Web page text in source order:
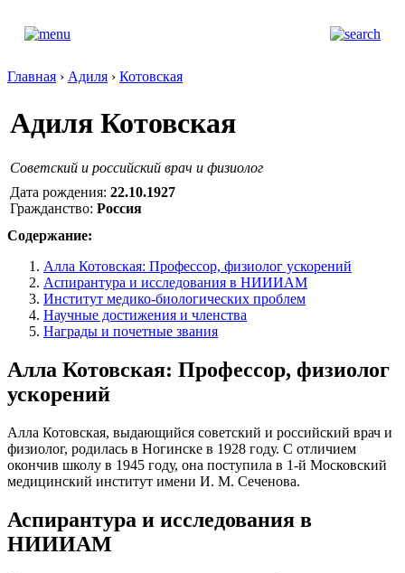
Главная › Адиля › Котовская
Адиля Котовская
Советский и российский врач и физиолог
Дата рождения: 22.10.1927
Гражданство: Россия
Содержание:
Алла Котовская: Профессор, физиолог ускорений
Аспирантура и исследования в НИИИАМ
Институт медико-биологических проблем
Научные достижения и членства
Награды и почетные звания
Алла Котовская: Профессор, физиолог
ускорений
Алла Котовская, выдающийся советский и российский врач и
физиолог, родилась в Ногинске в 1928 году. С отличием
окончив школу в 1945 году, она поступила в 1-й Московский
медицинский институт имени И. М. Сеченова.
Аспирантура и исследования в
НИИИАМ